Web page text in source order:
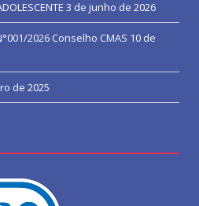
3 de junho de 2026
2026 Conselho CMAS 10 de
de 2025